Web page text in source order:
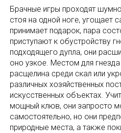
Брачные игры проходят
стоя на одной ноге, угощает
принимает подарок, пара
приступают к обустройству
подходящего дупла, они
оно узкое. Местом для
расщелина среди скал или
различных хозяйственных
искусственных объектах.
мощный клюв, они запросто
самостоятельно, но они
природные места, а также